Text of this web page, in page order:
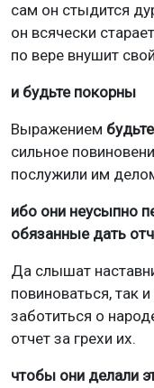
сам он стыдится
он всячески
по вере внушит
и будьте покорны
Выражением
сильное
послужили им
ибо они неусыпно
обязанные дать
Да слышат
повиноваться, так
заботиться о
отчет за грехи их.
чтобы они делали